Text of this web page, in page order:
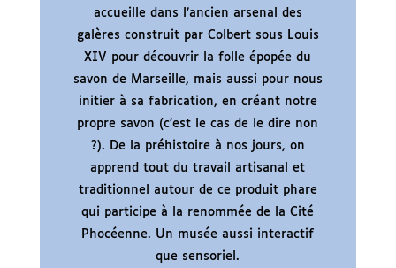
accueille dans l’ancien arsenal des
galères construit par Colbert sous Louis
XIV pour découvrir la folle épopée du
savon de Marseille, mais aussi pour nous
initier à sa fabrication, en créant notre
propre savon (c’est le cas de le dire non
?). De la préhistoire à nos jours, on
apprend tout du travail artisanal et
traditionnel autour de ce produit phare
qui participe à la renommée de la Cité
Phocéenne. Un musée aussi interactif
que sensoriel.